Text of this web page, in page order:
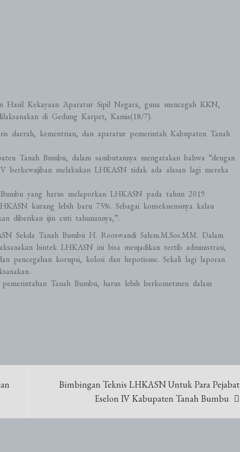
Hasil Kekayaan Aparatur Sipil Negara, guna mencegah KKN,
di Gedung Karpet, Kamis(18/7).
daerah, kementrian, dan aparatur pemerintah Kabupaten Tanah
Tanah Bumbu, dalam sambutannya mengatakan bahwa “dengan
berkewajiban melakukan LHKASN tidak ada alasan lagi mereka
yang harus melaporkan LHKASN pada tahun 2019
kurang lebih baru 75%. Sebagai konsekuensinya kalau
diberikan ijin cuti tahunannya,”.
Sekda Tanah Bumbu H. Rooswandi Salem.M.Sos.MM. Dalam
bintek LHKASN ini bisa menjadikan tertib administrasi,
pencegahan korupsi, kolosi dan hepotisme. Sekali lagi laporan
Tanah Bumbu, harus lebih berkometmen dalam
Bimbingan Teknis LHKASN Untuk Para Pejabat
Eselon IV Kabupaten Tanah Bumbu